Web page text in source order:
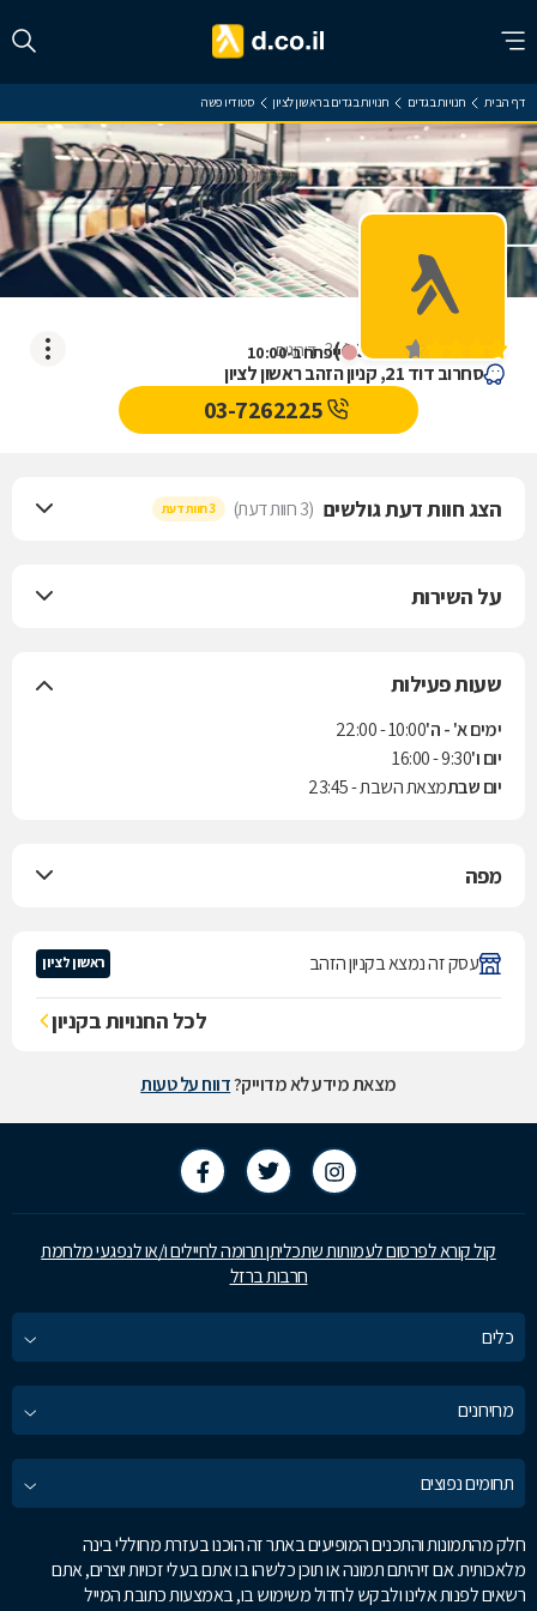
דף הבית חנויות בגדים חנויות בגדים בראשון לציון סטודיו פשה
ייפתח ב-10:00
סטודיו פשה
(
4.3
)
3דירוגים
סחרוב דוד 21, קניון הזהב ראשון לציון
03-7262225
הצג חוות דעת גולשים (3 חוות דעת) 3 חוות דעת
על השירות
שעות פעילות
ימים א' - ה'10:00 - 22:00
יום ו'9:30 - 16:00
יום שבתמצאת השבת - 23:45
מפה
עסק זה נמצא בקניון הזהב ראשון לציון
לכל החנויות בקניון
מצאת מידע לא מדוייק?דווח על טעות
קול קורא לפרסום לעמותות שתכליתן תרומה לחיילים ו/או לנפגעי מלחמת
חרבות ברזל
כלים
מחירונים
תחומים נפוצים
חלק מהתמונות והתכנים המופיעים באתר זה הוכנו בעזרת מחוללי בינה
מלאכותית. אם זיהיתם תמונה או תוכן כלשהו בו אתם בעלי זכויות יוצרים, אתם
רשאים לפנות אלינו ולבקש לחדול משימוש בו, באמצעות כתובת המייל